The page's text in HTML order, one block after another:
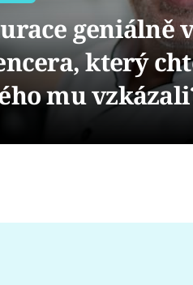
geniálně
který
mu